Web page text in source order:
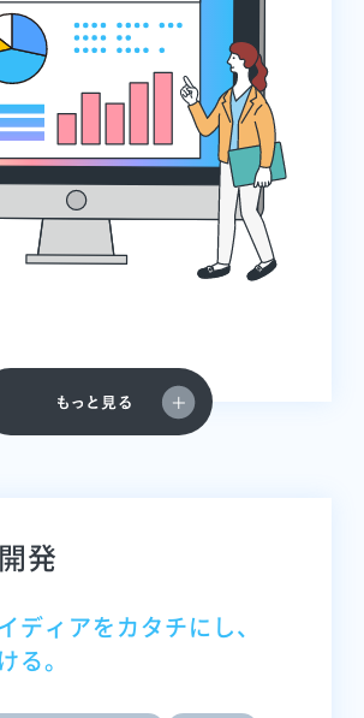
発
ディアをカタチにし、
る。